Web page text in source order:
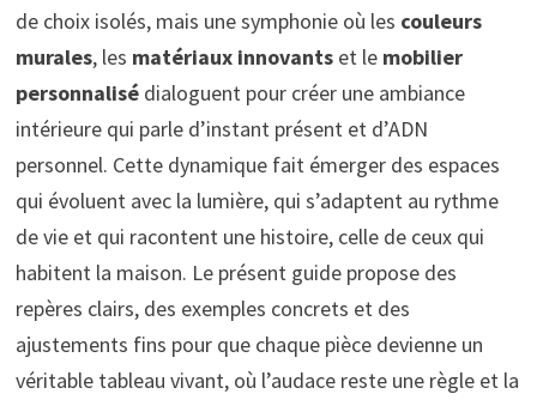
de choix isolés, mais une symphonie où les couleurs
murales, les matériaux innovantset le mobilier
personnalisédialoguent pour créer une ambiance
intérieure qui parle d’instant présent et d’ADN
personnel. Cette dynamique fait émerger des espaces
qui évoluent avec la lumière, qui s’adaptent au rythme
de vie et qui racontent une histoire, celle de ceux qui
habitent la maison. Le présent guide propose des
repères clairs, des exemples concrets et des
ajustements fins pour que chaque pièce devienne un
véritable tableau vivant, où l’audace reste une règle et la